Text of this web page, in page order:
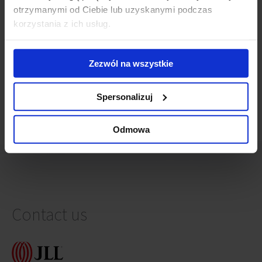
otrzymanymi od Ciebie lub uzyskanymi podczas
korzystania z ich usług.
Zezwól na wszystkie
Spersonalizuj
Odmowa
The Warsaw Skyliner is almost finished(15 May 2020)
Skyliner higher and higher
October 2018)
Construction work on Skyliner to begin
195 metres of energy efficient Skyliner(23 June 2016)
Contact us